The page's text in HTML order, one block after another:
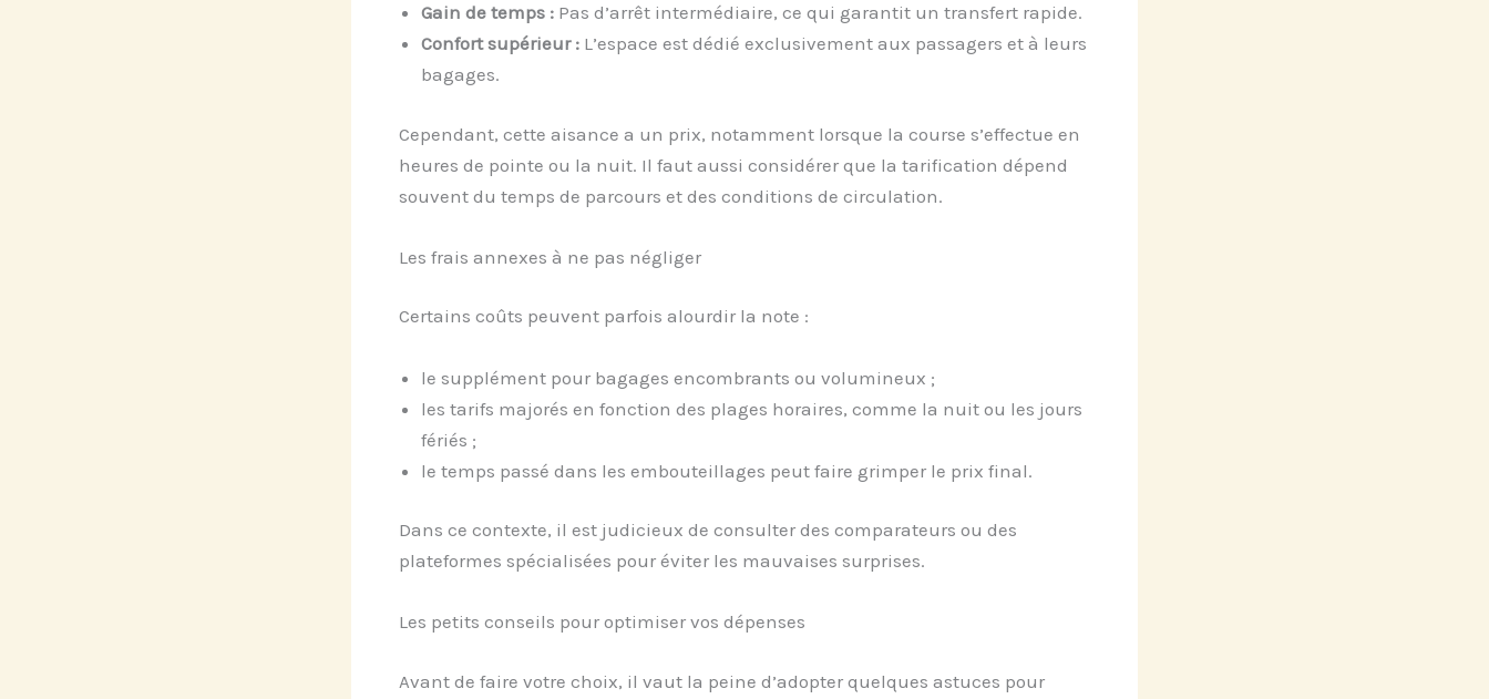
Gain de temps :Pas d’arrêt intermédiaire, ce qui garantit un transfert rapide.
Confort supérieur :L’espace est dédié exclusivement aux passagers et à leurs
bagages.
Cependant, cette aisance a un prix, notamment lorsque la course s’effectue en
heures de pointe ou la nuit. Il faut aussi considérer que la tarification dépend
souvent du temps de parcours et des conditions de circulation.
Les frais annexes à ne pas négliger
Certains coûts peuvent parfois alourdir la note :
le supplément pour bagages encombrants ou volumineux ;
les tarifs majorés en fonction des plages horaires, comme la nuit ou les jours
fériés ;
le temps passé dans les embouteillages peut faire grimper le prix final.
Dans ce contexte, il est judicieux de consulter des comparateurs ou des
plateformes spécialisées pour éviter les mauvaises surprises.
Les petits conseils pour optimiser vos dépenses
Avant de faire votre choix, il vaut la peine d’adopter quelques astuces pour